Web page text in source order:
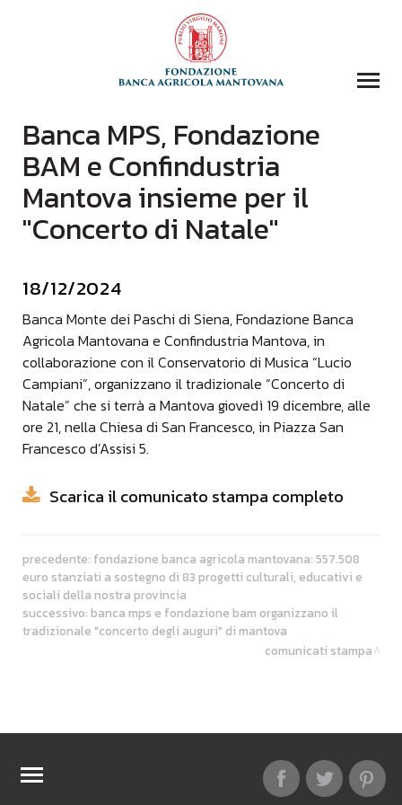
COLLEZIONI
BIBLIOTECA
FONDAZIONE
EVENTI E STORIE
COMUNICAZIONE
DONAZIONI
CONTATTI
CERCA
Banca MPS, Fondazione
BAM e Confindustria
Mantova insieme per il
"Concerto di Natale"
18/12/2024
Banca Monte dei Paschi di Siena, Fondazione Banca
Agricola Mantovana e Confindustria Mantova, in
collaborazione con il Conservatorio di Musica “Lucio
Campiani”, organizzano il tradizionale “Concerto di
Natale” che si terrà a Mantova giovedì 19 dicembre, alle
ore 21, nella Chiesa di San Francesco, in Piazza San
Francesco d’Assisi 5.
Scarica il comunicato stampa completo
precedente: fondazione banca agricola mantovana: 557.508
euro stanziati a sostegno di 83 progetti culturali, educativi e
sociali della nostra provincia
successivo: banca mps e fondazione bam organizzano il
tradizionale "concerto degli auguri" di mantova
comunicati stampa